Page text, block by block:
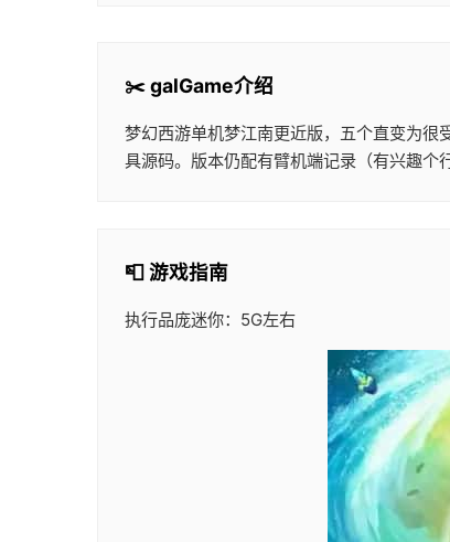
✂️ galGame介绍
梦幻西游单机梦江南更近版，五个直变为
具源码。版本仍配有臂机端记录（有兴趣个
📮 游戏指南
执行品庞迷你：5G左右